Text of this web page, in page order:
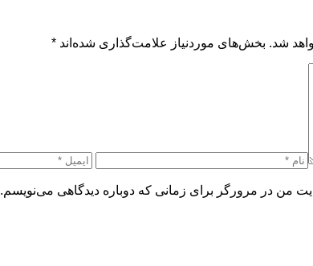
شد. بخش‌های موردنیاز علامت‌گذاری شده‌اند *
من در مرورگر برای زمانی که دوباره دیدگاهی می‌نویسم.